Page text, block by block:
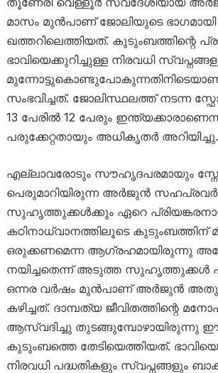
മാസം മുൻപാണ് ജോലിയുടെ ഭാഗമായി
ഖത്തറിലെത്തിയത്. കുടുംബത്തിന്റെ
ഭാവിയെക്കുറിച്ചുള്ള നിരവധി
സംഭവിച്ചത്. ജോലിസ്ഥലത്ത് നടന്ന
13 പേരിൽ 12 പേരും
പരുക്കേറ്റതായും അധികൃതർ അറിയിച്ചു.
എല്ലാവരോടും സൗഹൃദപരമായും
പെരുമാറിയിരുന്ന അർജുൻ
സുഹൃത്തുക്കൾക്കും ഏറെ
കഠിനാധ്വാനത്തിലൂടെ കുടുംബത്തിന്
ഒരുക്കണമെന്ന ആഗ്രഹമായിരുന്നു
നയിച്ചതെന്ന് അടുത്ത സുഹൃത്തുക്കൾ
ഒന്നര വർഷം മുൻപാണ് അർജുൻ
കഴിച്ചത്. ദാമ്പത്യ ജീവിതത്തിന്റെ
ആസ്വദിച്ചു തുടങ്ങുമ്പോഴായിരുന്നു
കുടുംബത്തെ തേടിയെത്തിയത്.
നിരവധി പദ്ധതികളും സ്വപ്നങ്ങളും